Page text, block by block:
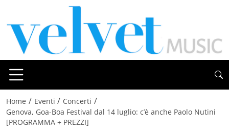
Home / Eventi / Concerti /
Genova, Goa-Boa Festival dal 14 luglio: c’è anche Paolo Nutini
[PROGRAMMA + PREZZI]